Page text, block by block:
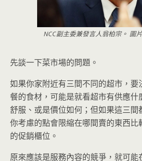
NCC副主委兼發言人翁柏宗。 圖
先談一下菜市場的問題。
如果你家附近有三間不同的超市，要
餐的食材，可能是就看超市有供應什
舒服、或是價位如何；但如果這三間
你考慮的點會限縮在哪間賣的東西比
的促銷櫃位。
原來應該是服務內容的競爭，就可能